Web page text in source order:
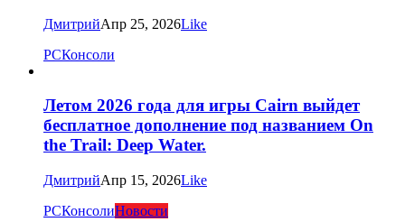
ДмитрийАпр 25, 2026Like
PCКонсоли
Летом 2026 года для игры Cairn выйдет
бесплатное дополнение под названием On
the Trail: Deep Water.
ДмитрийАпр 15, 2026Like
PCКонсолиНовости